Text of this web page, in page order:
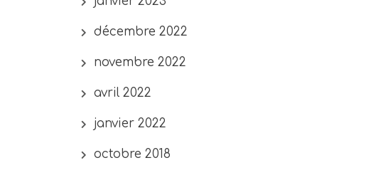
décembre 2022
novembre 2022
avril 2022
janvier 2022
octobre 2018